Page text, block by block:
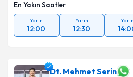
En Yakın Saatler
Yarın
12:00
Yarın
12:30
Yarın
Dt. Mehmet Serin